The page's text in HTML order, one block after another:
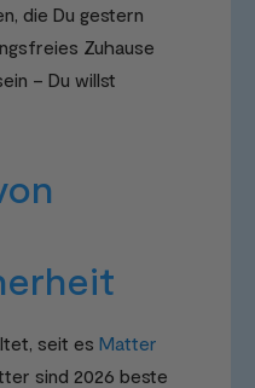
die Du gestern
Zuhause
– Du willst
seit es Matter
sind 2026 beste